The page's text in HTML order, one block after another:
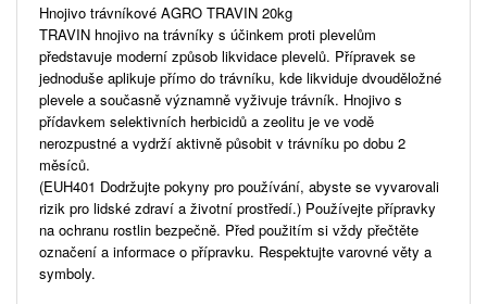
Hnojivo trávníkové AGRO TRAVIN 20kg
TRAVIN hnojivo na trávníky s účinkem proti plevelům
představuje moderní způsob likvidace plevelů. Přípravek se
jednoduše aplikuje přímo do trávníku, kde likviduje dvouděložné
plevele a současně významně vyživuje trávník. Hnojivo s
přídavkem selektivních herbicidů a zeolitu je ve vodě
nerozpustné a vydrží aktivně působit v trávníku po dobu 2
měsíců.
(EUH401 Dodržujte pokyny pro používání, abyste se vyvarovali
rizik pro lidské zdraví a životní prostředí.) Používejte přípravky
na ochranu rostlin bezpečně. Před použitím si vždy přečtěte
označení a informace o přípravku. Respektujte varovné věty a
symboly.